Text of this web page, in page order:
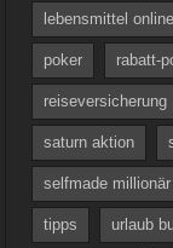
lebensmittel online
poker rabatt-
reiseversicherung
saturn aktion
selfmade millionär
tipps urlaub